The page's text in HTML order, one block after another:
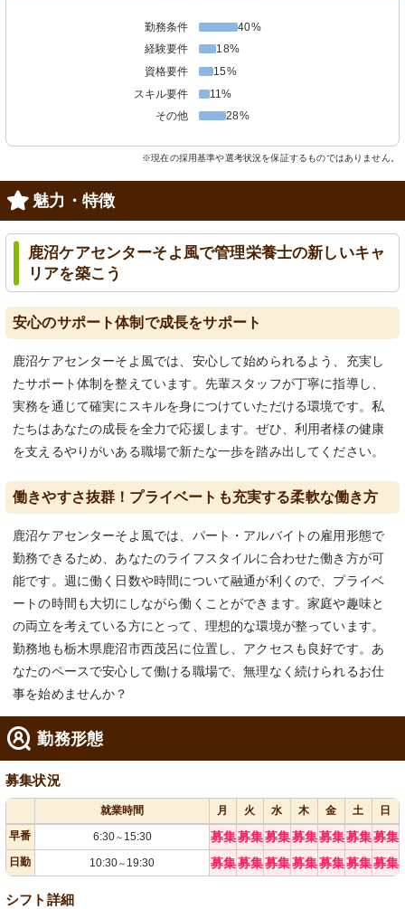
勤務条件
40%
経験要件
18%
資格要件
15%
スキル要件
11%
その他
28%
※現在の採用基準や選考状況を保証するものではありません。
魅力・特徴
鹿沼ケアセンターそよ風で管理栄養士の新しいキャ
リアを築こう
安心のサポート体制で成長をサポート
鹿沼ケアセンターそよ風では、安心して始められるよう、充実し
たサポート体制を整えています。先輩スタッフが丁寧に指導し、
実務を通じて確実にスキルを身につけていただける環境です。私
たちはあなたの成長を全力で応援します。ぜひ、利用者様の健康
を支えるやりがいある職場で新たな一歩を踏み出してください。
働きやすさ抜群！プライベートも充実する柔軟な働き方
鹿沼ケアセンターそよ風では、パート・アルバイトの雇用形態で
勤務できるため、あなたのライフスタイルに合わせた働き方が可
能です。週に働く日数や時間について融通が利くので、プライベ
ートの時間も大切にしながら働くことができます。家庭や趣味と
の両立を考えている方にとって、理想的な環境が整っています。
勤務地も栃木県鹿沼市西茂呂に位置し、アクセスも良好です。あ
なたのペースで安心して働ける職場で、無理なく続けられるお仕
事を始めませんか？
勤務形態
募集状況
就業時間 月 火 水 木 金 土
日
早番
6:30～ 15:30 募集募集募集募集募集募集募集
日勤 10:30～ 19:30 募集募集募集募集募集募集募集
シフト詳細